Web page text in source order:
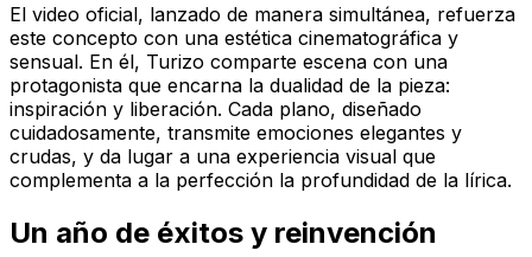
El video oficial, lanzado de manera simultánea, refuerza
este concepto con una estética cinematográfica y
sensual. En él, Turizo comparte escena con una
protagonista que encarna la dualidad de la pieza:
inspiración y liberación. Cada plano, diseñado
cuidadosamente, transmite emociones elegantes y
crudas, y da lugar a una experiencia visual que
complementa a la perfección la profundidad de la lírica.
Un año de éxitos y reinvención